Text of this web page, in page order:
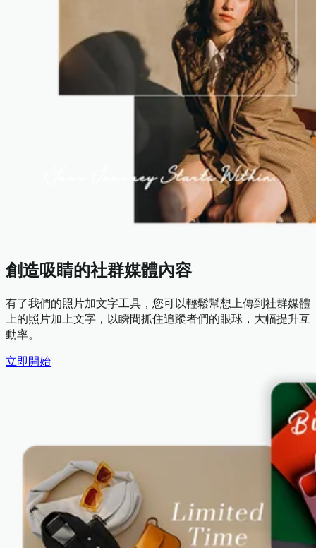
創造吸睛的社群媒體內容
有了我們的照片加文字工具，您可以輕鬆幫想上傳到社群媒體
上的照片加上文字，以瞬間抓住追蹤者們的眼球，大幅提升互
動率。
立即開始